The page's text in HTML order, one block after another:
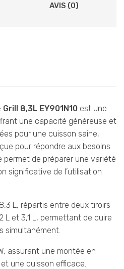
AVIS (0)
8,3L EY901N10 est une
une capacité généreuse et
pour une cuisson saine,
pour répondre aux besoins
permet de préparer une variété
significative de l’utilisation
L, répartis entre deux tiroirs
L et 3,1 L, permettant de cuire
simultanément.
assurant une montée en
une cuisson efficace.